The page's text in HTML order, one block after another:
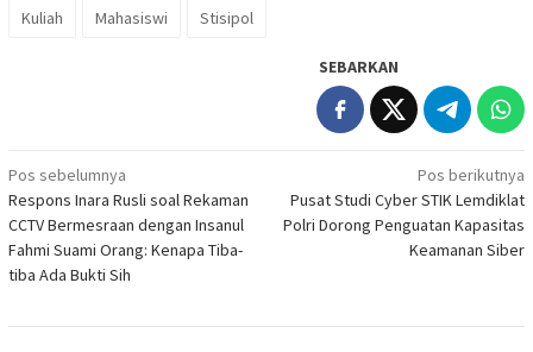
Kuliah Mahasiswi Stisipol
SEBARKAN
Navigasi
pos
Pos sebelumnya
Respons Inara Rusli soal Rekaman
CCTV Bermesraan dengan Insanul
Fahmi Suami Orang: Kenapa Tiba-
tiba Ada Bukti Sih
Pos berikutnya
Pusat Studi Cyber STIK Lemdiklat
Polri Dorong Penguatan Kapasitas
Keamanan Siber